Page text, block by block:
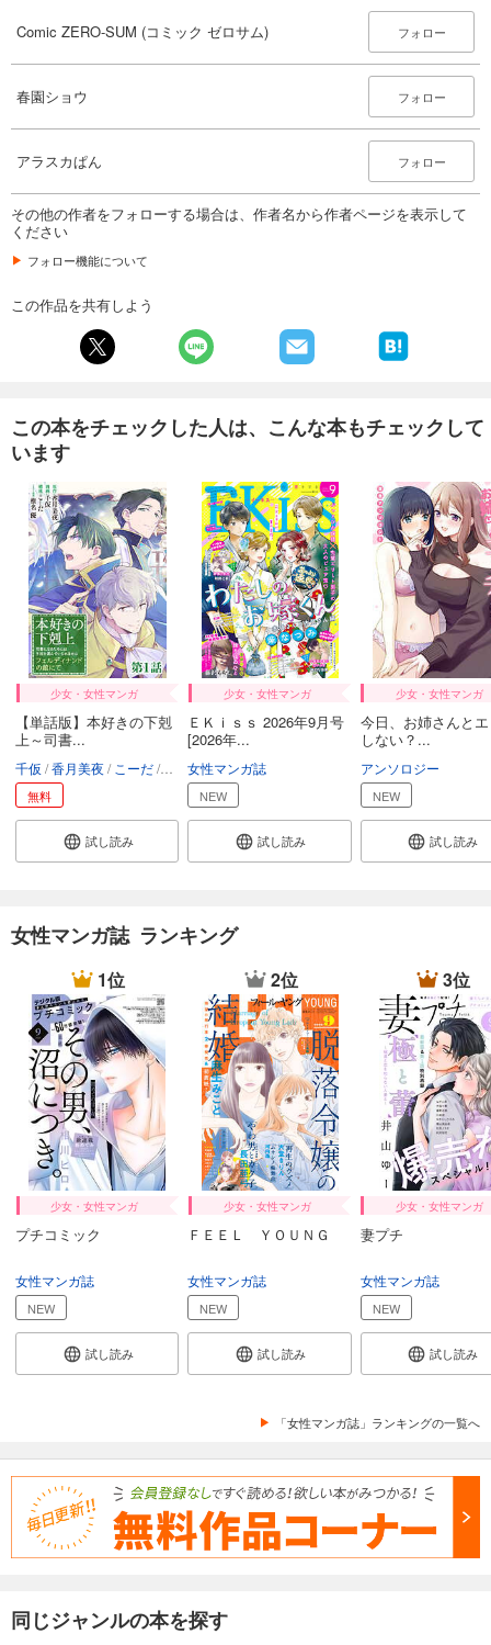
509 円 (税込)
カート
試し読み
カート
円 (税込)
あらすじを表示する
509円 (税込)
カート
試し読み
あらすじを表示する
Comic ZERO-SUM (コミック ゼロサム) 2024年12月号[雑誌]
509円 (税込)
カート
試し読み
あらすじを表示する
509円 (税込)
509
カート
試し読み
あらすじを表示する
Comic ZERO-SUM (コミック ゼロサム) 2024年9月号[雑誌]
509円 (税込)
カート
試し読み
あらすじを表示する
試し読み
あらすじを表示する
Comic ZERO-SUM (コミック ゼロサム) 2024年7月号[雑誌]
カート
あらすじを表示する
Comic ZERO-SUM (コミック ゼロサム) フォロー
春園ショウ フォロー
アラスカぱん フォロー
その他の作者をフォローする場合は、作者名から作者ページを表示して
ください
フォロー機能について
この作品を共有しよう
この本をチェックした人は、こんな本もチェックして
います
少女・女性マンガ
【単話版】本好きの下剋
上～司書...
千仮 香月美夜 こーだ 椎名優
無料
試し読み
少女・女性マンガ
ＥＫｉｓｓ 2026年9月号
[2026年...
女性マンガ誌
NEW
試し読み
少女・女性マンガ
今日、お姉さんと
しない？...
アンソロジー
NEW
試し読み
女性マンガ誌 ランキング
1位
少女・女性マンガ
プチコミック
女性マンガ誌
NEW
試し読み
2位
少女・女性マンガ
ＦＥＥＬ ＹＯＵＮＧ
女性マンガ誌
NEW
試し読み
3位
少女・女性マンガ
妻プチ
女性マンガ誌
NEW
試し読み
「女性マンガ誌」ランキングの一覧へ
同じジャンルの本を探す